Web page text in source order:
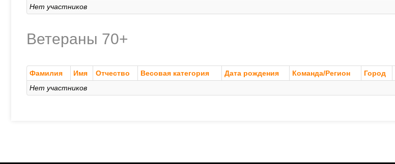
Нет участников
Ветераны 70+
Фамилия Имя Отчество Весовая категория Дата рождения Команда/Регион Город
Нет участников